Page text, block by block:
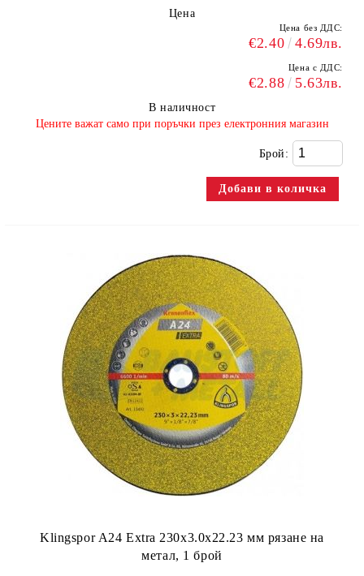
Цена
Цена без ДДС:
€2.40 4.69лв.
Цена с ДДС:
€2.88 5.63лв.
В наличност
​Цените важат само при поръчки през електронния магазин
Брой:
Klingspor A24 Extra 230x3.0x22.23 мм рязане на
метал, 1 брой